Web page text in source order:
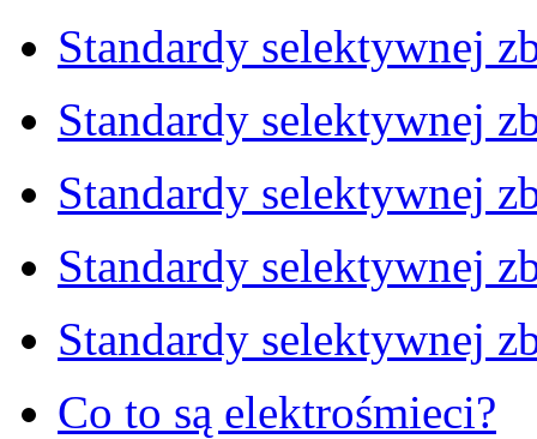
Standardy selektywnej
Standardy selektywnej
Standardy selektywnej
Standardy selektywnej
Standardy selektywnej
Co to są elektrośmieci?